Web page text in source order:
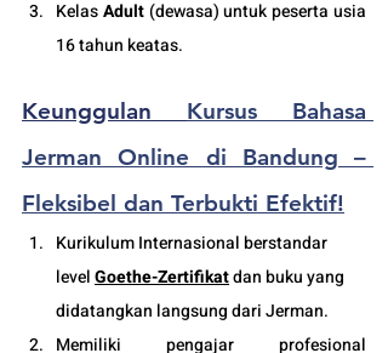
Kelas Adult (dewasa) untuk peserta usia
16 tahun keatas.
Keunggulan Kursus Bahasa
Jerman Online di Bandung –
Fleksibel dan Terbukti Efektif!
Kurikulum Internasional berstandar
level Goethe-Zertifikat dan buku yang
didatangkan langsung dari Jerman.
Memiliki pengajar profesional